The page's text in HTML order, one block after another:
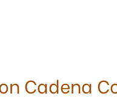
Cadena